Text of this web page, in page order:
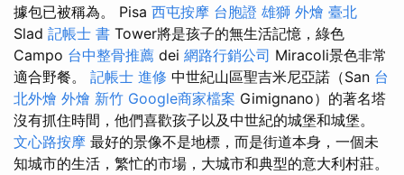
據包已被稱為。 Pisa 西屯按摩 台胞證 雄獅 外燴 臺北
Slad 記帳士 書 Tower將是孩子的無生活記憶，綠色
Campo 台中整骨推薦 dei 網路行銷公司 Miracoli景色非常
適合野餐。 記帳士 進修 中世紀山區聖吉米尼亞諾（San 台
北外燴 外燴 新竹 Google商家檔案 Gimignano）的著名塔
沒有抓住時間，他們喜歡孩子以及中世紀的城堡和城堡。
文心路按摩 最好的景像不是地標，而是街道本身，一個未
知城市的生活，繁忙的市場，大城市和典型的意大利村莊。